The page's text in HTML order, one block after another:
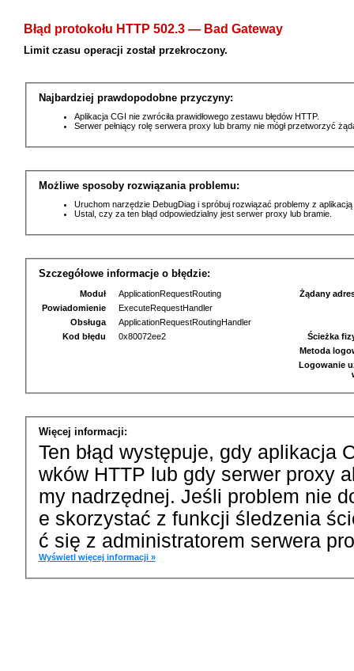
Błąd protokołu HTTP 502.3 — Bad Gateway
Limit czasu operacji został przekroczony.
Najbardziej prawdopodobne przyczyny:
Aplikacja CGI nie zwróciła prawidłowego zestawu błędów HTTP.
Serwer pełniący rolę serwera proxy lub bramy nie mógł przetworzyć
Możliwe sposoby rozwiązania problemu:
Uruchom narzędzie DebugDiag i spróbuj rozwiązać problemy z
Ustal, czy za ten błąd odpowiedzialny jest serwer proxy lub bramie.
Szczegółowe informacje o błędzie:
Moduł
ApplicationRequestRouting
Powiadomienie
ExecuteRequestHandler
Obsługa
ApplicationRequestRoutingHandler
Kod błędu
0x80072ee2
Żądany
Ścieżka
Metoda
Logowanie
Więcej informacji:
Ten błąd występuje, gdy aplikacja
wków HTTP lub gdy serwer proxy
my nadrzędnej. Jeśli problem nie
e skorzystać z funkcji śledzenia
ć się z administratorem serwera
Wyświetl więcej informacji »